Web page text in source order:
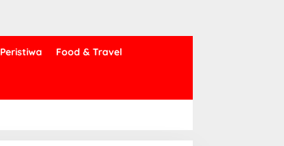
Peristiwa Food & Travel